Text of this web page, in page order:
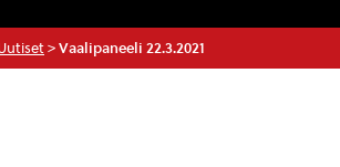
> Vaalipaneeli 22.3.2021